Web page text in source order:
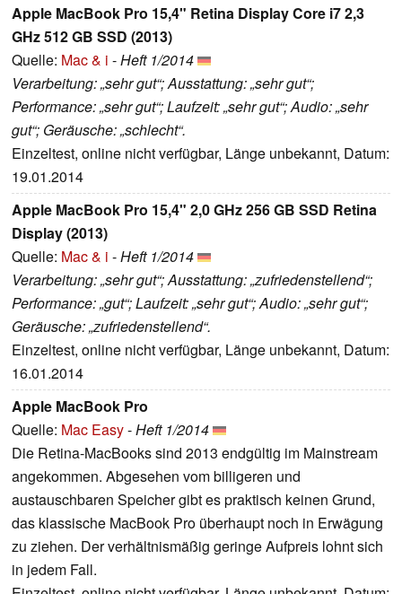
Apple MacBook Pro 15,4" Retina Display Core i7 2,3
GHz 512 GB SSD (2013)
Quelle: Mac & i -Heft 1/2014
Verarbeitung: „sehr gut“; Ausstattung: „sehr gut“;
Performance: „sehr gut“; Laufzeit: „sehr gut“; Audio: „sehr
gut“; Geräusche: „schlecht“.
Einzeltest, online nicht verfügbar, Länge unbekannt, Datum:
19.01.2014
Apple MacBook Pro 15,4" 2,0 GHz 256 GB SSD Retina
Display (2013)
Quelle: Mac & i -Heft 1/2014
Verarbeitung: „sehr gut“; Ausstattung: „zufriedenstellend“;
Performance: „gut“; Laufzeit: „sehr gut“; Audio: „sehr gut“;
Geräusche: „zufriedenstellend“.
Einzeltest, online nicht verfügbar, Länge unbekannt, Datum:
16.01.2014
Apple MacBook Pro
Quelle: Mac Easy-Heft 1/2014
Die Retina-MacBooks sind 2013 endgültig im Mainstream
angekommen. Abgesehen vom billigeren und
austauschbaren Speicher gibt es praktisch keinen Grund,
das klassische MacBook Pro überhaupt noch in Erwägung
zu ziehen. Der verhältnismäßig geringe Aufpreis lohnt sich
in jedem Fall.